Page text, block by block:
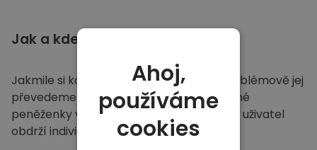
Jak a kde
Jakmile si koupíte na Kriptomatu
, bezproblémově jej
převedeme do vaší vyhrazené a bezpečné
peněženky v rámci naší platformy. Každý uživatel
obdrží individuální peněženku.
Ahoj,
používáme
cookies